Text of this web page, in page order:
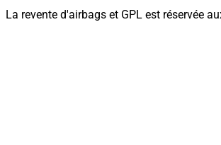
La revente d'airbags et GPL est réservée